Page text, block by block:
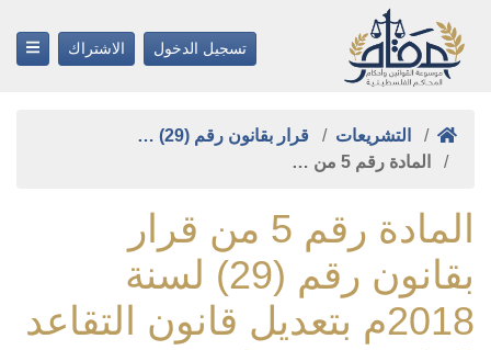
تسجيل الدخول الاشتراك
التشريعات
قرار بقانون رقم (29) …
المادة رقم 5 من …
المادة رقم 5 من قرار
بقانون رقم (29) لسنة
2018م بتعديل قانون التقاعد